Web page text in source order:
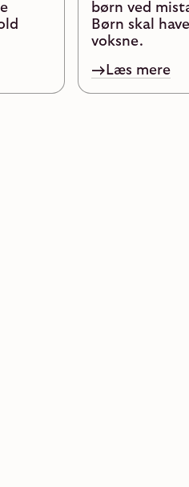
børn ved
Børn skal
voksne.
Læs mere